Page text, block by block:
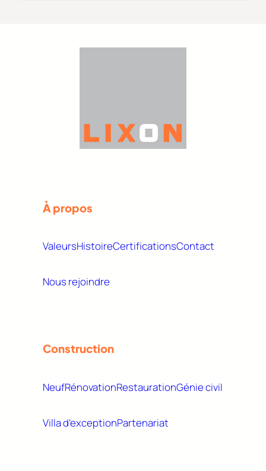
À propos
ValeursHistoireCertificationsContact
Nous rejoindre
Construction
NeufRénovationRestaurationGénie civil
Villa d’exceptionPartenariat